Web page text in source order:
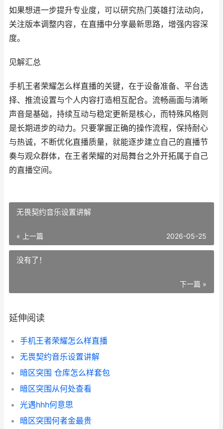
如果想进一步提升专业度，可以研究热门英雄打法动向，
关注版本调整内容，在直播中分享最新思路，增强内容深
度。
见解汇总
手机王者荣耀怎么样直播的关键，在于设备准备、平台选
择、推流设置与个人内容打造相互配合。流畅画面与清晰
声音是基础，持续互动与稳定更新是核心，而特殊风格则
是长期进步的动力。只要掌握正确的操作流程，保持耐心
与热诚，不断优化直播质量，就能逐步建立自己的直播节
奏与观众群体，在王者荣耀的对局舞台之外开拓属于自己
的直播空间。
无畏契约音乐设置讲解
« 上一篇 2026-05-25
没有了！
下一篇 »
延伸阅读
手机王者荣耀怎么样直播
无畏契约音乐设置讲解
暗区突围 仓库怎么样套包
暗区突围从何处查看
光遇hhh何意思
暗区突围何者金最贵